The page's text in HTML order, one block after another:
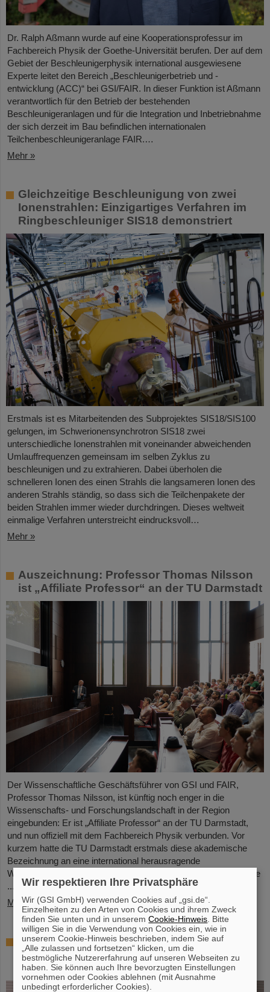
Dr. Ralph Aßmann wurde auf eine Kooperationsprofessur im
Fachbereich Physik der Goethe-Universität berufen. Der auf dem
Gebiet der Beschleunigerphysik international ausgewiesene
Experte leitet den Bereich „Beschleunigerbetrieb und -
entwicklung (ACC)“ bei GSI/FAIR. In dieser Funktion ist Aßmann
verantwortlich für den Betrieb der bestehenden
Beschleunigeranlagen und für die Integration und Inbetriebnahme
der sich derzeit im Bau befindlichen internationalen
Teilchenbeschleunigeranlage FAIR.…
Mehr »
Gleichzeitige Beschleunigung von zwei
Ionenstrahlen: Einzigartiges Verfahren im
Ringbeschleuniger SIS18 demonstriert
Erstmals ist es Mitarbeitenden des Subprojektes SIS18/SIS100
gelungen, im Schwerionensynchrotron SIS18 zwei
unterschiedliche Ionenstrahlen mit voneinander abweichenden
Umlauffrequenzen gemeinsam im selben Zyklus zu
beschleunigen und zu extrahieren. Dabei überholen die
schnelleren Ionen des einen Strahls die langsameren Ionen des
anderen Strahls ständig, so dass sich die Teilchenpakete der
beiden Strahlen immer wieder durchdringen. Dieses weltweit
einmalige Verfahren unterstreicht eindrucksvoll…
Mehr »
Auszeichnung: Professor Thomas Nilsson
ist „Affiliate Professor“ an der TU Darmstadt
Der Wissenschaftliche Geschäftsführer von GSI und FAIR,
Professor Thomas Nilsson, ist künftig noch enger in die
Wissenschafts- und Forschungslandschaft in der Region
eingebunden: Er ist „Affiliate Professor“ an der TU Darmstadt,
und nun offiziell mit dem Fachbereich Physik verbunden. Vor
kurzem hatte die TU Darmstadt erstmals diese akademische
Bezeichnung an eine international herausragende
Wissenschaftspersönlichkeit verliehen. Die Auszeichnung wurde
...
Mehr »
Erweiterung der Grenzen der
superschweren Elemente – Neues
Seaborgium-Isotop bei GSI/FAIR entdeckt
Wir respektieren Ihre Privatsphäre
Wir (GSI GmbH) verwenden Cookies auf „gsi.de“.
Einzelheiten zu den Arten von Cookies und ihrem Zweck
finden Sie unten und in unseremCookie-Hinweis . Bitte
willigen Sie in die Verwendung von Cookies ein, wie in
unserem Cookie-Hinweis beschrieben, indem Sie auf
„Alle zulassen und fortsetzen“ klicken, um die
bestmögliche Nutzererfahrung auf unseren Webseiten zu
haben. Sie können auch Ihre bevorzugten Einstellungen
vornehmen oder Cookies ablehnen (mit Ausnahme
unbedingt erforderlicher Cookies).